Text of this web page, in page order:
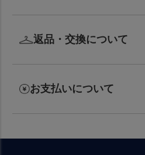
返品・交換について
お支払いについて